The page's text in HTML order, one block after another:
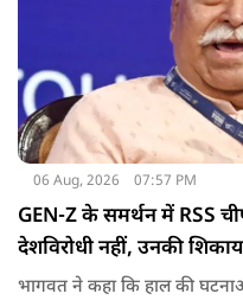
06 Aug, 2026 07:57 PM
GEN-Z के समर्थन में RSS
देशविरोधी नहीं, उनकी
भागवत ने कहा कि हाल की